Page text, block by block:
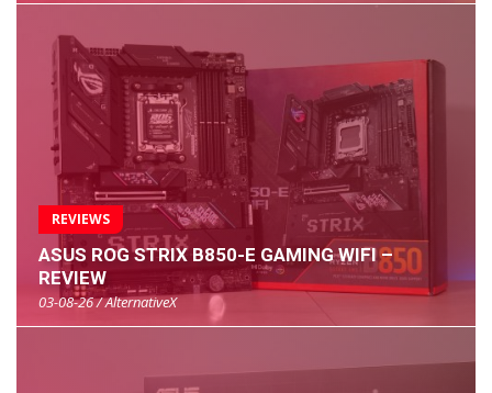
REVIEWS
ASUS ROG STRIX B850-E GAMING WIFI –
REVIEW
03-08-26 / AlternativeX